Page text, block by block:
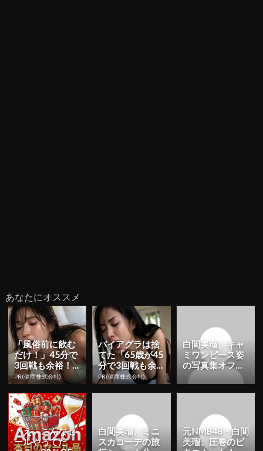
あなたにオススメ
「風俗前に飲む
だけ！」45分で
3回戦も余裕！9
80円で朝まで絶
好調
PR(健商株式会社)
バイアグラは捨
てた「65歳が45
分で3回戦も余
裕」980円で朝
まで絶好調！
PR(健商株式会社)
白間美瑠、キャ
ミワンピース姿
の写真集オフシ
ョット公開！
「可愛いすぎ
「え、こんなセ
ールやってた
白間美瑠、ミニ
スカコーデの旅
元NMB48・白間
美瑠、圧巻のビ